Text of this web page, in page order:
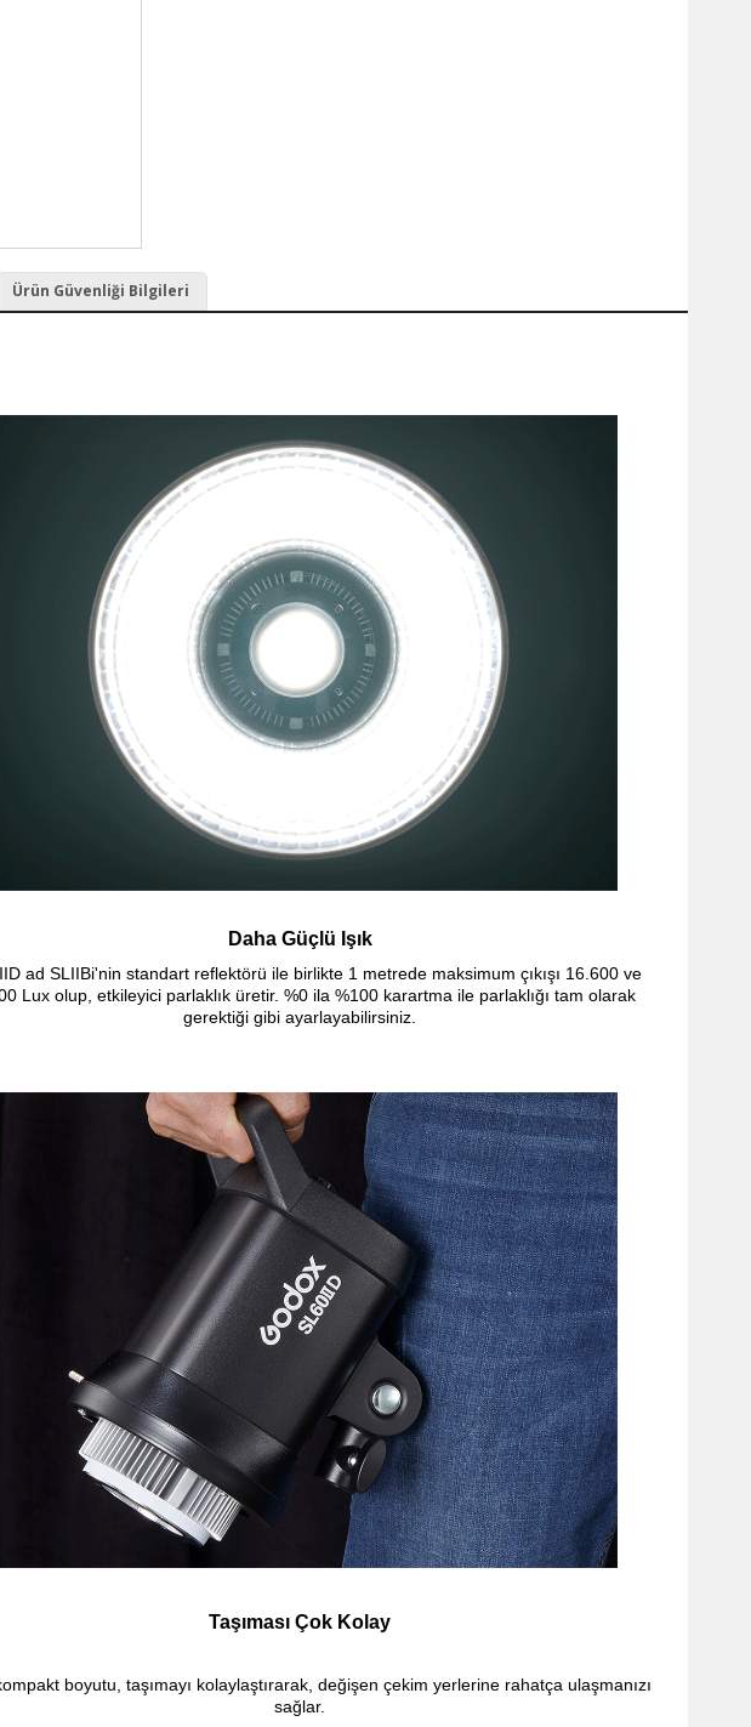
Ürün Güvenliği Bilgileri
Daha Güçlü Işık
ad SLIIBi'nin standart reflektörü ile birlikte 1 metrede maksimum çıkışı 16.600 ve
Lux olup, etkileyici parlaklık üretir. %0 ila %100 karartma ile parlaklığı tam olarak
gerektiği gibi ayarlayabilirsiniz.
Taşıması Çok Kolay
boyutu, taşımayı kolaylaştırarak, değişen çekim yerlerine rahatça ulaşmanızı
sağlar.